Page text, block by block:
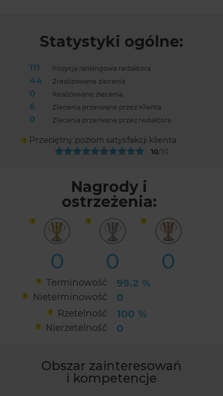
Statystyki ogólne:
111 Pozycja rankingowa redaktora
44 Zrealizowane zlecenia
0 Realizowane zlecenia
6 Zlecenia przerwane przez Klienta
0 Zlecenia przerwane przez redaktora
Przeciętny poziom satysfakcji klienta
10/10
Nagrody i
ostrzeżenia:
0 0 0
99.2 %
Terminowość
0
Nieterminowość
100 %
Rzetelność
0
Nierzetelność
Obszar zainteresowań
i kompetencje